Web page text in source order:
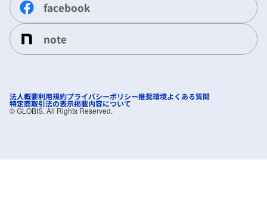
facebook
note
法人概要利用規約プライバシーポリシー推奨環境よくある質問
特定商取引法の表示掲載内容について
©︎ GLOBIS. All Rights Reserved.